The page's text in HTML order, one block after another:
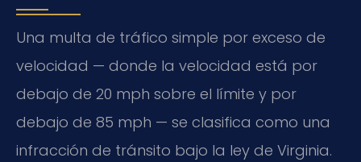
Una multa de tráfico simple por exceso de
velocidad — donde la velocidad está por
debajo de 20 mph sobre el límite y por
debajo de 85 mph — se clasifica como una
infracción de tránsito bajo la ley de Virginia.